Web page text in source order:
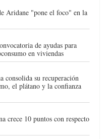
Aridane "pone el foco" en la
de ayudas para
en viviendas
consolida su recuperación
el plátano y la confianza
crece 10 puntos con respecto